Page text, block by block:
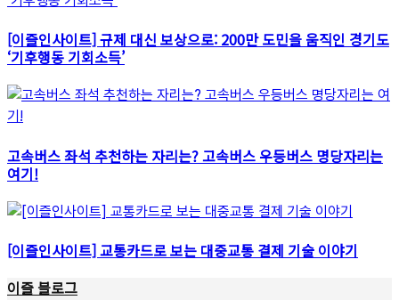
[이즐인사이트] 규제 대신 보상으로: 200만 도민을 움직인 경기도
‘기후행동 기회소득’
고속버스 좌석 추천하는 자리는? 고속버스 우등버스 명당자리는
여기!
[이즐인사이트] 교통카드로 보는 대중교통 결제 기술 이야기
이즐 블로그